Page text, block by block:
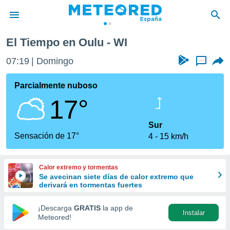
de
por
se
calidad.
a este
las
y
forma
digital
basada
El Tiempo en Oulu - WI
07:19 Domingo ...
Parcialmente nuboso
17°
Sensación de 17°
Sur
4
15 km/h
Calor extremo y tormentas
Se avecinan siete días de calor extremo que
derivará en tormentas fuertes
¡Descarga GRATIS la app de
Meteored!
Instalar